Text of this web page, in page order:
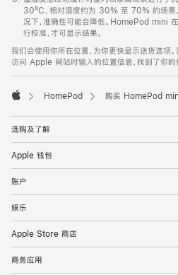
30ºC、相对湿度约为 30% 至 70% 的场景
况下，准确性可能会降低。HomePod mini
行校准，才可显示结果。
我们会使用你所在位置，为你更快显示送货选项
访问 Apple 网站时输入的位置信息，找到了你的
HomePod 购买 HomePod
选购及了解
Apple 钱包
账户
娱乐
Apple Store 商店
商务应用